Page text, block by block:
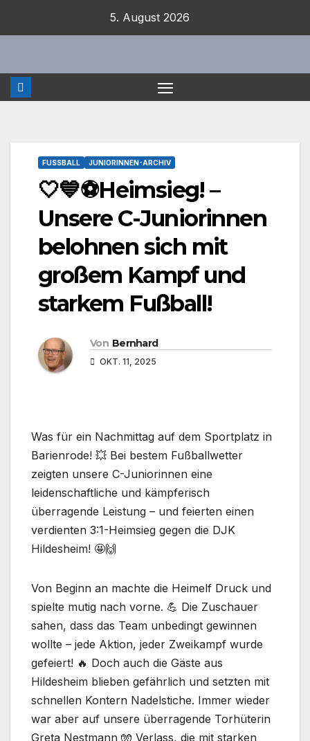
5. August 2026
FUSSBALL JUNIORINNEN-ARCHIV
🤍💙⚽Heimsieg! –
Unsere C-Juniorinnen
belohnen sich mit
großem Kampf und
starkem Fußball!
Von Bernhard
OKT. 11, 2025
Was für ein Nachmittag auf dem Sportplatz in
Barienrode! 💥 Bei bestem Fußballwetter
zeigten unsere C-Juniorinnen eine
leidenschaftliche und kämpferisch
überragende Leistung – und feierten einen
verdienten 3:1-Heimsieg gegen die DJK
Hildesheim! 🤩🙌
Von Beginn an machte die Heimelf Druck und
spielte mutig nach vorne. 💪 Die Zuschauer
sahen, dass das Team unbedingt gewinnen
wollte – jede Aktion, jeder Zweikampf wurde
gefeiert! 🔥 Doch auch die Gäste aus
Hildesheim blieben gefährlich und setzten mit
schnellen Kontern Nadelstiche. Immer wieder
war aber auf unsere überragende Torhüterin
Greta Nestmann 🧤 Verlass, die mit starken